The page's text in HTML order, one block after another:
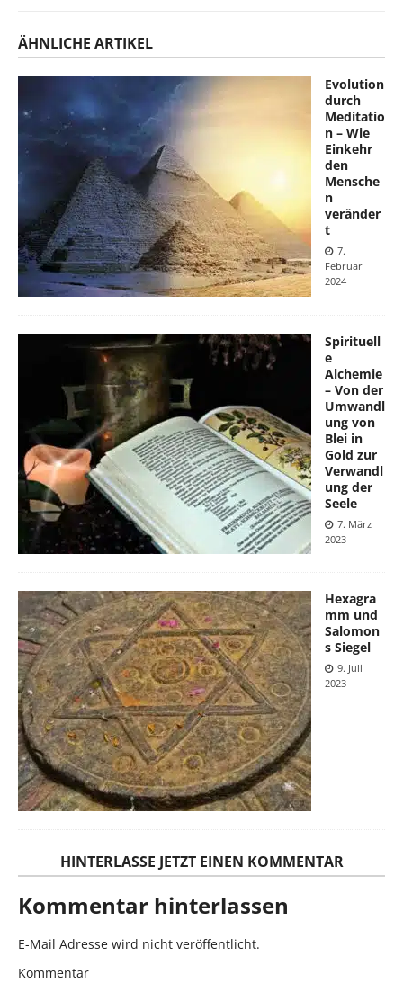
ÄHNLICHE ARTIKEL
Evolution
durch
Meditatio
n – Wie
Einkehr
den
Mensche
n
veränder
t
7.
Februar
2024
Spirituell
e
Alchemie
– Von der
Umwandl
ung von
Blei in
Gold zur
Verwandl
ung der
Seele
7. März
2023
Hexagra
mm und
Salomon
s Siegel
9. Juli
2023
HINTERLASSE JETZT EINEN KOMMENTAR
Kommentar hinterlassen
E-Mail Adresse wird nicht veröffentlicht.
Kommentar